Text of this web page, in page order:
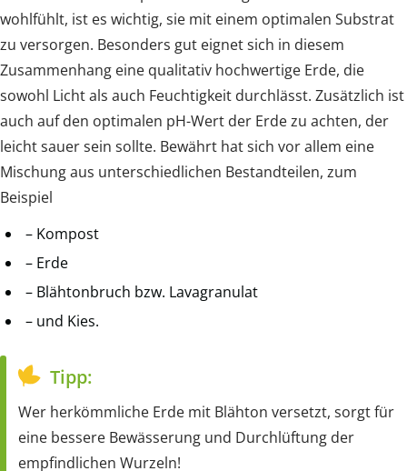
wohlfühlt, ist es wichtig, sie mit einem optimalen Substrat
zu versorgen. Besonders gut eignet sich in diesem
Zusammenhang eine qualitativ hochwertige Erde, die
sowohl Licht als auch Feuchtigkeit durchlässt. Zusätzlich ist
auch auf den optimalen pH-Wert der Erde zu achten, der
leicht sauer sein sollte. Bewährt hat sich vor allem eine
Mischung aus unterschiedlichen Bestandteilen, zum
Beispiel
– Kompost
– Erde
– Blähtonbruch bzw. Lavagranulat
– und Kies.
Tipp:
Wer herkömmliche Erde mit Blähton versetzt, sorgt für
eine bessere Bewässerung und Durchlüftung der
empfindlichen Wurzeln!